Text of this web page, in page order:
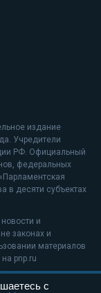
издание
Учредители
РФ. Официальный
федеральных
в десяти субъектах
и
законах и
материалов
pnp.ru
с